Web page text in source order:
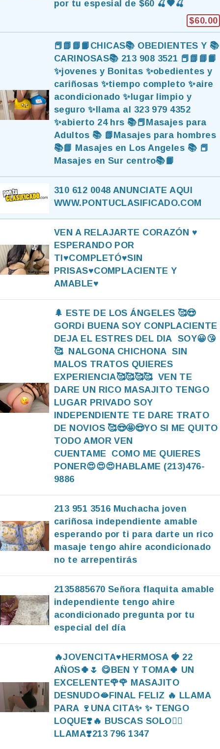
por tu espesial de $60 🍒🖤🍒
$60.00
📕📗📘📙CHICAS📚 OBEDIENTES Y 📚
CARINOSAS📚 213 908 3521 📕📗📘📙
✨jovenes y Bonitas ✨obedientes y
cariñosas ✨tiempo completo ✨aire
acondicionado ✨lugar limpio y
seguro ✨llama al 323 979 4352
✨abierto 24 hrs 📚📕Masajes para
Adultos 📚 📗Masajes para hombres
📚📘 Masajes en Los Angeles 📚 📕
Masajes en Sur centro📚📙
310 612 0048 ANUNCIATE AQUI
WWW.PONTUCLASIFICADO.COM
VEN A RELAJARTE CORAZÓN ♥️
ESPERANDO POR
TI♥️COMPLETÓ♥️SIN
PRISAS♥️COMPLACIENTE Y
AMABLE♥️
🌲 ESTE DE LOS ÁNGELES 🥰😍
GORDi BUENA SOY CONPLACIENTE
DEJA EL ESTRES DEL DIA SOY😀😘
🥰 NALGONA CHICHONA SIN
MALOS TRATOS QUIERES
EXPERIENCIA🥰🥰🥰🥰 VEN TE
DARE UN RICO MASAJITO TENGO
LUGAR PRIVADO SOY
INDEPENDIENTE TE DARE TRATO
DE NOVIOS 🥰😍🤩😍YO SI ME QUITO
TODO AMOR VEN
CUENTAME COMO ME QUIERES
PONER😍😍😍HABLAME (213)476-
9886
213 951 3516 Muchacha joven
cariñosa independiente amable
esperando por ti para darte un rico
masaje tengo ahire acondicionado
no te arrepentirás
2135885670 Señora flaquita amable
independiente tengo ahire
acondicionado pregunta por tu
especial del día
🔥JOVENCITA♥️HERMOSA 🍓 22
AN̈OS🍀🌷 😋BEN Y TOMA🍀 UN
EXCELENTE🌹🌹 MASAJITO
DESNUDO🫦FINAL FELIZ 🔥 LLAMA
PARA 🍷UNA CITA✨️ ✨️ TENGO
LOQUE❣️🔥 BUSCAS SOLO❤️‍🔥
LLAMA❣️213 796 1347